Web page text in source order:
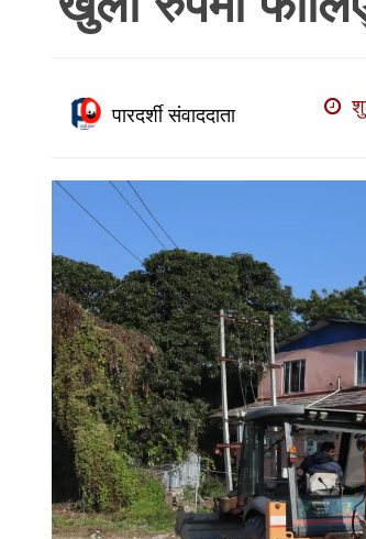
खाेज
विविध
पारदर्शी संवाददाता